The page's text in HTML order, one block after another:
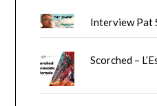
Interview Pat
Scorched –